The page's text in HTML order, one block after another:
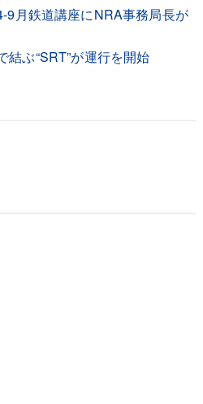
9月鉄道講座にNRA事務局長が
結ぶ“SRT”が運行を開始